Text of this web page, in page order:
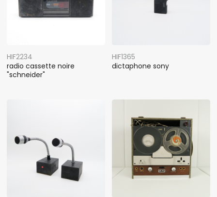
HIF2234
radio cassette noire
"schneider"
HIF1365
dictaphone sony